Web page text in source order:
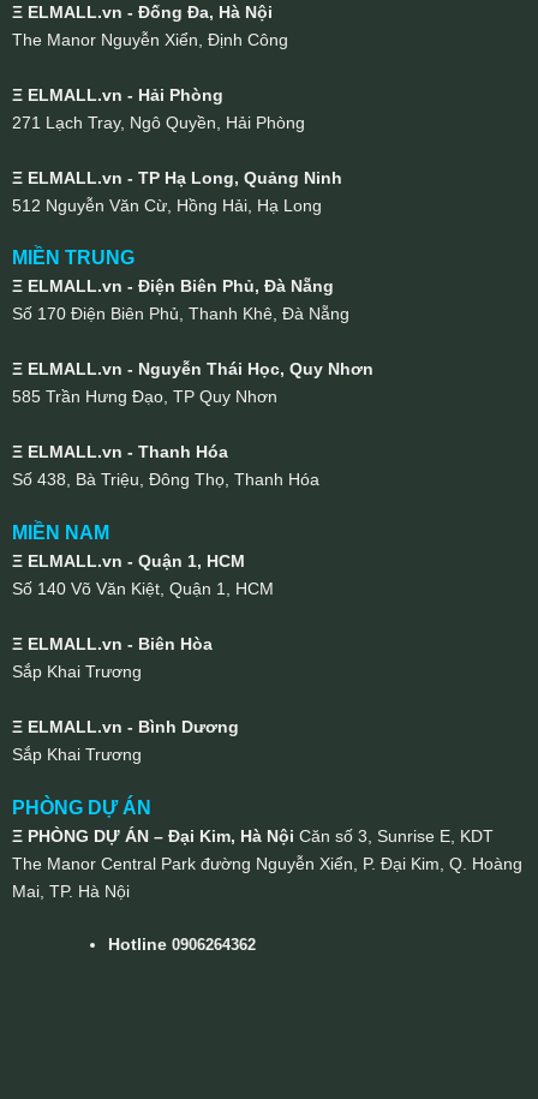
Ξ ELMALL.vn - Đống Đa, Hà Nội
The Manor Nguyễn Xiển, Định Công
Ξ ELMALL.vn - Hải Phòng
271 Lạch Tray, Ngô Quyền, Hải Phòng
Ξ ELMALL.vn - TP Hạ Long, Quảng Ninh
512 Nguyễn Văn Cừ, Hồng Hải, Hạ Long
MIỀN TRUNG
Ξ ELMALL.vn - Điện Biên Phủ, Đà Nẵng
Số 170 Điện Biên Phủ, Thanh Khê, Đà Nẵng
Ξ ELMALL.vn - Nguyễn Thái Học, Quy Nhơn
585 Trần Hưng Đạo, TP Quy Nhơn
Ξ ELMALL.vn - Thanh Hóa
Số 438, Bà Triệu, Đông Thọ, Thanh Hóa
MIỀN NAM
Ξ ELMALL.vn - Quận 1, HCM
Số 140 Võ Văn Kiệt, Quận 1, HCM
Ξ ELMALL.vn - Biên Hòa
Sắp Khai Trương
Ξ ELMALL.vn - Bình Dương
Sắp Khai Trương
PHÒNG DỰ ÁN
Ξ PHÒNG DỰ ÁN – Đại Kim, Hà Nội Căn số 3, Sunrise E, KDT
The Manor Central Park đường Nguyễn Xiển, P. Đại Kim, Q. Hoàng
Mai, TP. Hà Nội
Hotline0906264362